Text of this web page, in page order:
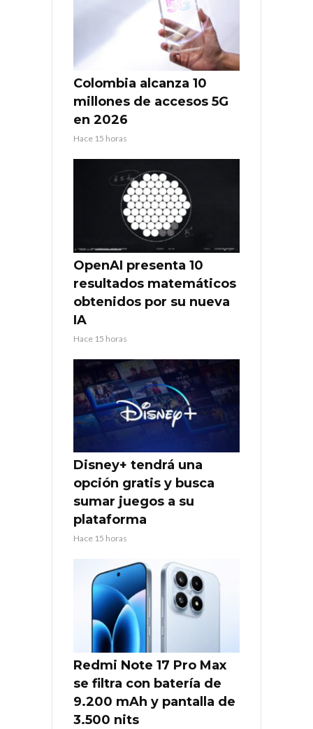
Colombia alcanza 10
millones de accesos 5G
en 2026
Hace 15 horas
OpenAI presenta 10
resultados matemáticos
obtenidos por su nueva
IA
Hace 15 horas
Disney+ tendrá una
opción gratis y busca
sumar juegos a su
plataforma
Hace 15 horas
Redmi Note 17 Pro Max
se filtra con batería de
9.200 mAh y pantalla de
3.500 nits